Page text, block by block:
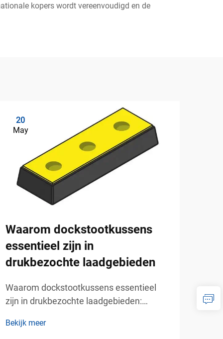
kopers wordt vereenvoudigd en de
20
May
Waarom dockstootkussens
essentieel zijn in
drukbezochte laadgebieden
Waarom dockstootkussens essentieel
zijn in drukbezochte laadgebieden:
drukbezochte docklaadoperaties.
Bekijk meer